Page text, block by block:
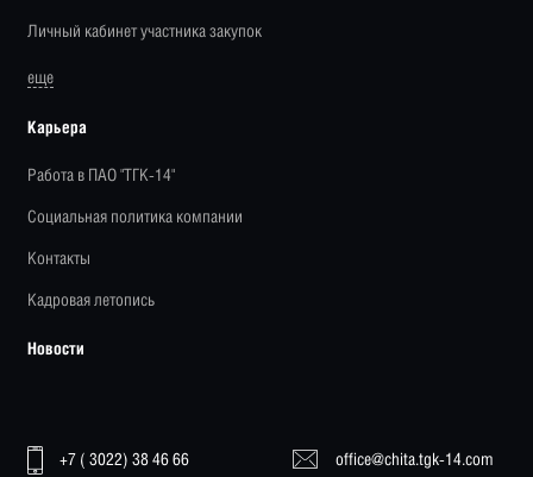
Личный кабинет участника закупок
еще
Карьера
Работа в ПАО "ТГК-14"
Социальная политика компании
Контакты
Кадровая летопись
Новости
+7 ( 3022) 38 46 66 office@chita.tgk-14.com